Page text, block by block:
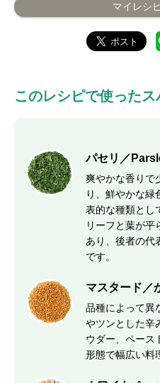
マイレシ
このレシピで使った
パセリ／
爽やかな香りで
り、鮮やかな緑
表的な種類とし
リーフと葉が平
あり、後者の代
です。
マスタード／
品種によって異
やツンとした辛
ウダー、ペース
形態で幅広い料